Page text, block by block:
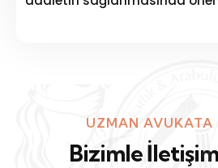
UZMAN AVUKATA
Bizimle